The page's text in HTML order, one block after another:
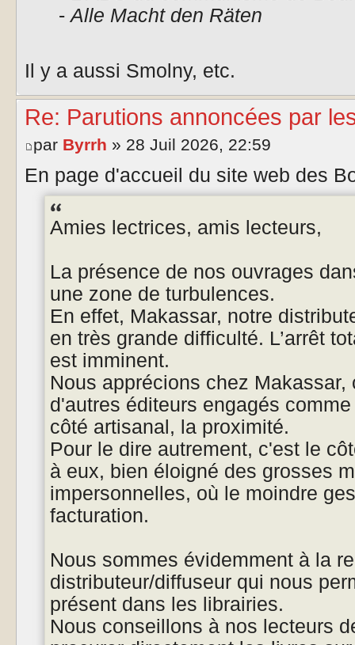
-Alle Macht den Räten
Il y a aussi Smolny, etc.
Re: Parutions annoncées par
par Byrrh » 28 Juil 2026, 22:59
En page d'accueil du site web des
Amies lectrices, amis lecteurs,
La présence de nos ouvrages
une zone de turbulences.
En effet, Makassar, notre
en très grande difficulté. L’arrêt
est imminent.
Nous apprécions chez Makassar,
d'autres éditeurs engagés
côté artisanal, la proximité.
Pour le dire autrement, c'est le
à eux, bien éloigné des grosses
impersonnelles, où le moindre
facturation.
Nous sommes évidemment à la
distributeur/diffuseur qui nous
présent dans les librairies.
Nous conseillons à nos lecteurs